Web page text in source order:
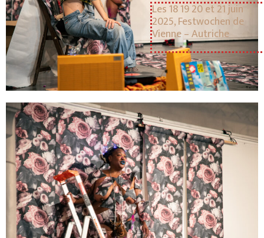
Les 18 19 20 et 21 juin
2025, Festwochen de
Vienne – Autriche